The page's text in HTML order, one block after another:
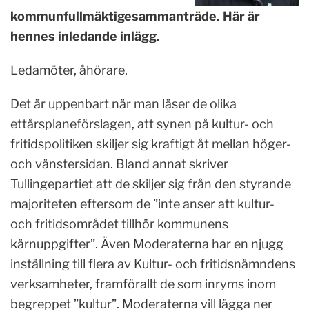
kommunfullmäktigesammanträde. Här är
hennes inledande inlägg.
Ledamöter, åhörare,
Det är uppenbart när man läser de olika
ettårsplaneförslagen, att synen på kultur- och
fritidspolitiken skiljer sig kraftigt åt mellan höger-
och vänstersidan. Bland annat skriver
Tullingepartiet att de skiljer sig från den styrande
majoriteten eftersom de ”inte anser att kultur-
och fritidsområdet tillhör kommunens
kärnuppgifter”. Även Moderaterna har en njugg
inställning till flera av Kultur- och fritidsnämndens
verksamheter, framförallt de som inryms inom
begreppet ”kultur”. Moderaterna vill lägga ner